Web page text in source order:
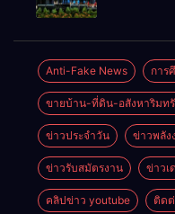
ฟุตบอลวัน
เพื่อเชื่อม
ความสัมพั
อันดีของ
หน่วยงานใ
กระบวนการ
ยุติธรรม
ไทย และพ
ขับเคลื่อน
เศรษฐกิจ
ประเทศ
Anti-Fake News การ
ขายบ้าน-ที่ดิน-อสังหาริมท
ข่าวประจำวัน ข่าวพลัง
ข่าวรับสมัตรงาน ข่าวเ
คลิปข่าว youtube ติดต่